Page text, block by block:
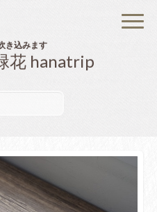
き込みます
花 hanatrip